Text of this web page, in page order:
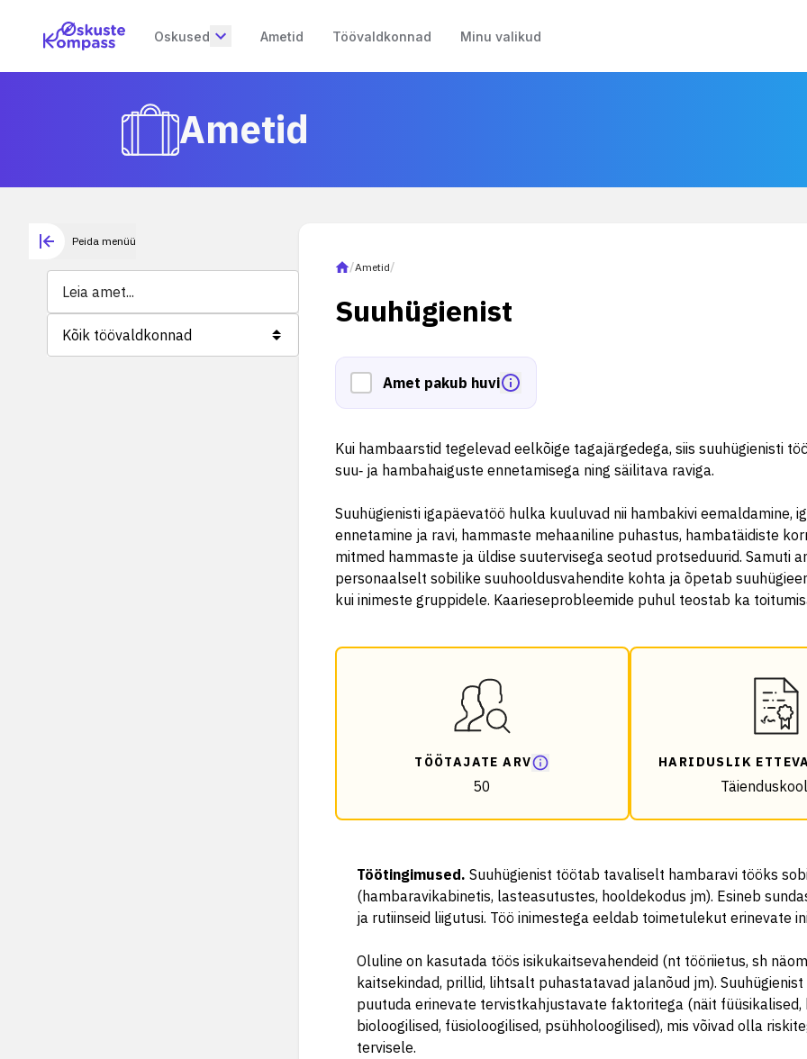
Oskused Ametid Töövaldkonnad Minu valikud
Ametid
Peida menüü
Kõik töövaldkonnad
/Ametid/
Suuhügienist
Amet pakub huvi
Kui hambaarstid tegelevad eelkõige tagajärgedega, siis suuhügienisti
suu‑ ja hambahaiguste ennetamisega ning säilitava raviga.
Suuhügienisti igapäevatöö hulka kuuluvad nii hambakivi eemaldamine,
ennetamine ja ravi, hammaste mehaaniline puhastus, hambatäidiste
mitmed hammaste ja üldise suutervisega seotud protseduurid. Samuti
personaalselt sobilike suuhooldusvahendite kohta ja õpetab
kui inimeste gruppidele. Kaarieseprobleemide puhul teostab ka
TÖÖTAJATE ARV
50
HARIDUSLIK
Töötingimused. Suuhügienist töötab tavaliselt hambaravi tööks
(hambaravikabinetis, lasteasutustes, hooldekodus jm). Esineb
ja rutiinseid liigutusi. Töö inimestega eeldab toimetulekut erinevate
Oluline on kasutada töös isikukaitsevahendeid (nt tööriietus, sh
kaitsekindad, prillid, lihtsalt puhastatavad jalanõud jm).
puutuda erinevate tervistkahjustavate faktoritega (näit füüsikalised,
bioloogilised, füsioloogilised, psühholoogilised), mis võivad olla
tervisele.